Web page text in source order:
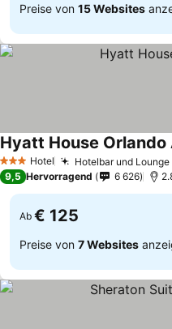
Preise von 15 Websites
3 SterneHotel Hotelbar und Lounge
Hyatt House
9,5 Hervorragend 6 626
Ab € 125
Preise von 7 Websites